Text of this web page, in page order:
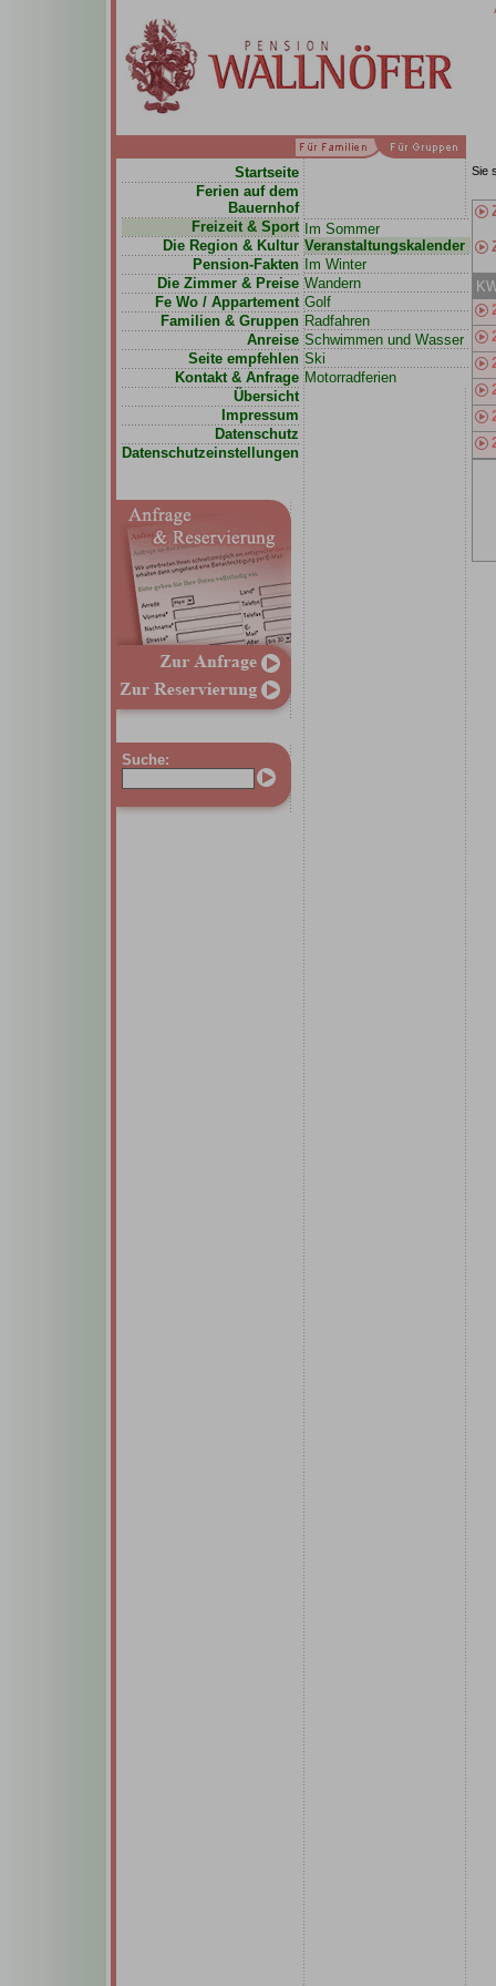
Startseite
Ferien auf dem
Bauernhof
Freizeit & Sport
Im Sommer
Veranstaltungskalender
Im Winter
Wandern
Golf
Radfahren
Schwimmen und Wasser
Ski
Motorradferien
Die Region & Kultur
Pension-Fakten
Die Zimmer & Preise
Fe Wo / Appartement
Familien & Gruppen
Anreise
Seite empfehlen
Kontakt & Anfrage
Übersicht
Impressum
Datenschutz
Datenschutzeinstellungen
Suche:
Sie